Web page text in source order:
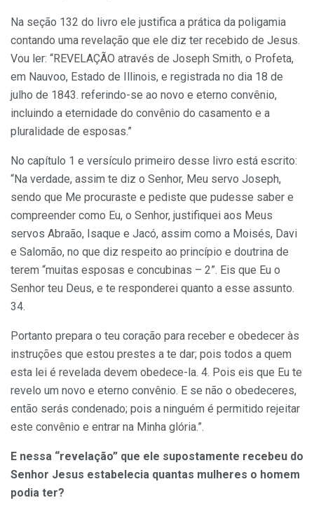
Na seção 132 do livro ele justifica a prática da poligamia
contando uma revelação que ele diz ter recebido de Jesus.
Vou ler: “REVELAÇÃO através de Joseph Smith, o Profeta,
em Nauvoo, Estado de Illinois, e registrada no dia 18 de
julho de 1843. referindo-se ao novo e eterno convênio,
incluindo a eternidade do convênio do casamento e a
pluralidade de esposas.”
No capítulo 1 e versículo primeiro desse livro está escrito:
“Na verdade, assim te diz o Senhor, Meu servo Joseph,
sendo que Me procuraste e pediste que pudesse saber e
compreender como Eu, o Senhor, justifiquei aos Meus
servos Abraão, Isaque e Jacó, assim como a Moisés, Davi
e Salomão, no que diz respeito ao princípio e doutrina de
terem “muitas esposas e concubinas – 2”. Eis que Eu o
Senhor teu Deus, e te responderei quanto a esse assunto.
34.
Portanto prepara o teu coração para receber e obedecer às
instruções que estou prestes a te dar; pois todos a quem
esta lei é revelada devem obedece-la. 4. Pois eis que Eu te
revelo um novo e eterno convênio. E se não o obedeceres,
então serás condenado; pois a ninguém é permitido rejeitar
este convênio e entrar na Minha glória.”.
E nessa “revelação” que ele supostamente recebeu do
Senhor Jesus estabelecia quantas mulheres o homem
podia ter?